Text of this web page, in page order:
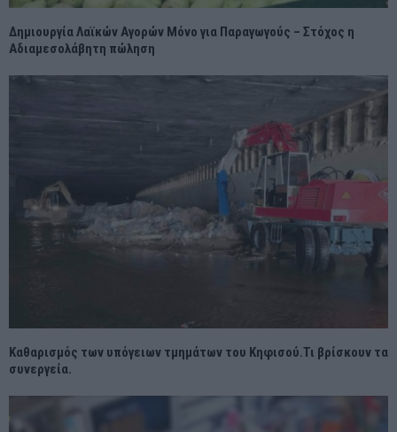
Δημιουργία Λαϊκών Αγορών Μόνο για Παραγωγούς – Στόχος η
Αδιαμεσολάβητη πώληση
Καθαρισμός των υπόγειων τμημάτων του Κηφισού.Τι βρίσκουν τα
συνεργεία.